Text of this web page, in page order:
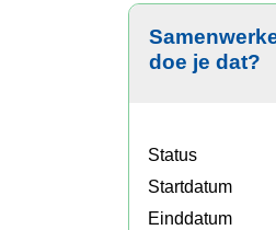
doe je dat?
Status
Startdatum
Einddatum